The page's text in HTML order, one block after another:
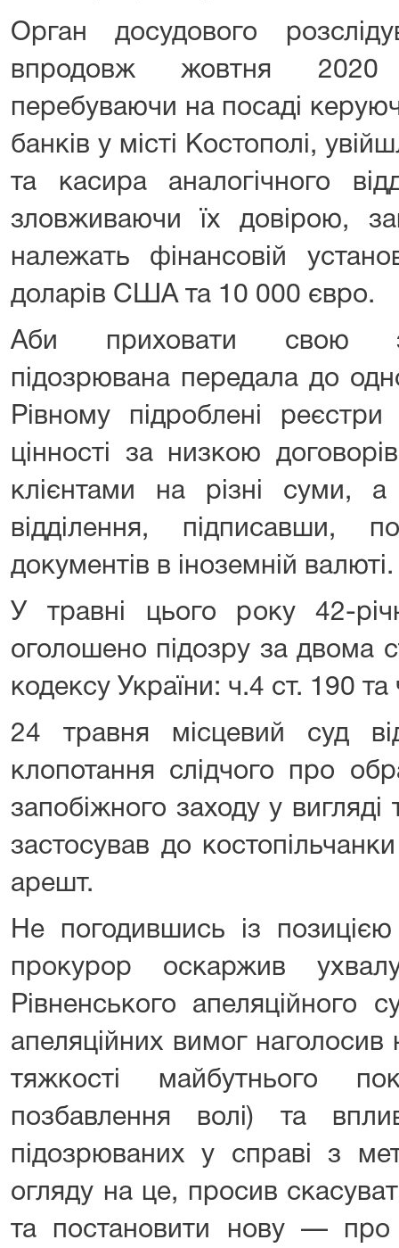
Орган досудового
впродовж жовтня 2020
перебуваючи на посаді
банків у місті Костополі,
та касира аналогічного
зловживаючи їх довірою,
належать фінансовій
доларів США та 10 000 євро.
Аби приховати свою
підозрювана передала до
Рівному підроблені
цінності за низкою
клієнтами на різні суми, а
відділення, підписавши,
документів в іноземній валюті.
У травні цього року 42-
оголошено підозру за двома
кодексу України: ч.4 ст. 190
24 травня місцевий суд
клопотання слідчого про
запобіжного заходу у
застосував до
арешт.
Не погодившись із позицією
прокурор оскаржив
Рівненського апеляційного
апеляційних вимог
тяжкості майбутнього
позбавлення волі) та
підозрюваних у справі з
огляду на це, просив
та постановити нову — про